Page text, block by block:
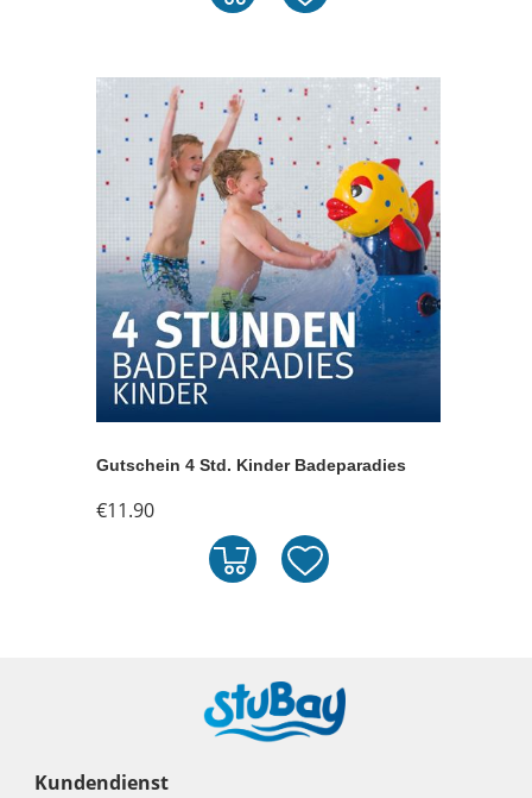
Gutschein 4 Std. Kinder Badeparadies
€11.90
Kundendienst